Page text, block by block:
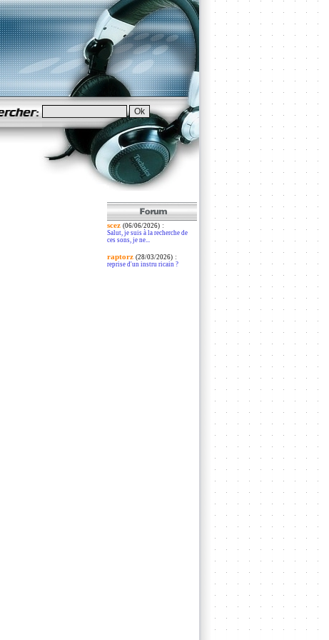
scez (06/06/2026):
Salut, je suis à la recherche de
ces sons, je ne...
raptorz (28/03/2026):
reprise d'un instru ricain ?